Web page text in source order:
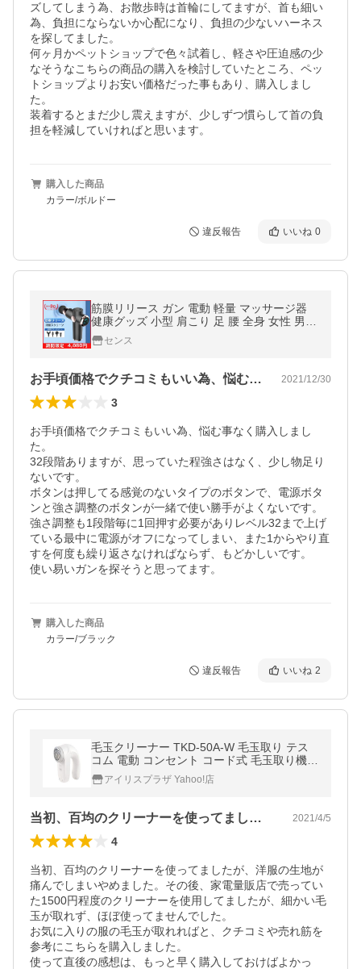
ズしてしまう為、お散歩時は首輪にしてますが、首も細い
為、負担にならないか心配になり、負担の少ないハーネス
を探してました。
何ヶ月かペットショップで色々試着し、軽さや圧迫感の少
なそうなこちらの商品の購入を検討していたところ、ペッ
トショップよりお安い価格だった事もあり、購入しまし
た。
装着するとまだ少し震えますが、少しずつ慣らして首の負
担を軽減していければと思います。
購入した商品
カラー/ボルドー
違反報告 いいね 0
筋膜リリース ガン 電動 軽量 マッサージ器
健康グッズ 小型 肩こり 足 腰 全身 女性 男性
電動マッサージガン タッチ操作 腰こり 静音
疲労回復 ストレス解消
センス
お手頃価格でクチコミもいい為、悩む事な… 2021/12/30
3
お手頃価格でクチコミもいい為、悩む事なく購入しまし
た。
32段階ありますが、思っていた程強さはなく、少し物足り
ないです。
ボタンは押してる感覚のないタイプのボタンで、電源ボタ
ンと強さ調整のボタンが一緒で使い勝手がよくないです。
強さ調整も1段階毎に1回押す必要がありレベル32まで上げ
ている最中に電源がオフになってしまい、また1からやり直
すを何度も繰り返さなければならず、もどかしいです。
使い易いガンを探そうと思ってます。
購入した商品
カラー/ブラック
違反報告 いいね 2
毛玉クリーナー TKD-50A-W 毛玉取り テス
コム 電動 コンセント コード式 毛玉取り機
毛玉取り器 5段階調整 衣類 セーター ニット
靴下 ソファ カーペット 海外OK
アイリスプラザ Yahoo!店
当初、百均のクリーナーを使ってましたが… 2021/4/5
4
当初、百均のクリーナーを使ってましたが、洋服の生地が
痛んでしまいやめました。その後、家電量販店で売ってい
た1500円程度のクリーナーを使用してましたが、細かい毛
玉が取れず、ほぼ使ってませんでした。
お気に入りの服の毛玉が取れればと、クチコミや売れ筋を
参考にこちらを購入しました。
使って直後の感想は、もっと早く購入しておけばよかっ